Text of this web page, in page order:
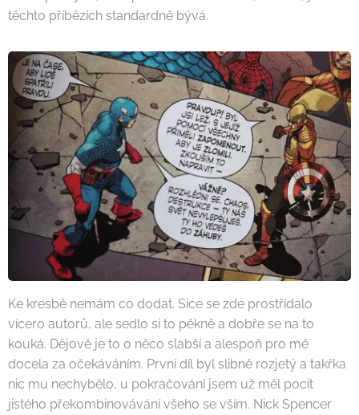
těchto příbězích standardně bývá.
Ke kresbě nemám co dodat. Sice se zde prostřídalo
vícero autorů, ale sedlo si to pěkně a dobře se na to
kouká. Dějově je to o něco slabší a alespoň pro mě
docela za očekáváním. První díl byl slibně rozjetý a takřka
nic mu nechybělo, u pokračování jsem už měl pocit
jistého překombinovávání všeho se vším. Nick Spencer